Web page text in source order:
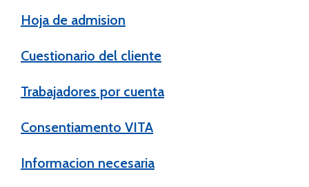
Hoja de admision
Cuestionario del cliente
Trabajadores por cuenta
Consentiamento VITA
Informacion necesaria